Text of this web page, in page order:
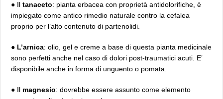
● Iltanaceto: pianta erbacea con proprietà antidolorifiche, è
impiegato come antico rimedio naturale contro la cefalea
proprio per l’alto contenuto di partenolidi.
● L’arnica: olio, gel e creme a base di questa pianta medicinale
sono perfetti anche nel caso di dolori post-traumatici acuti. E’
disponibile anche in forma di unguento o pomata.
● Il magnesio: dovrebbe essere assunto come elemento